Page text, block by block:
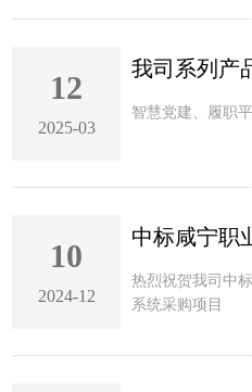
12
2025-03
我司系列产
智慧党建、履职
10
2024-12
中标咸宁职
热烈祝贺我司中
系统采购项目